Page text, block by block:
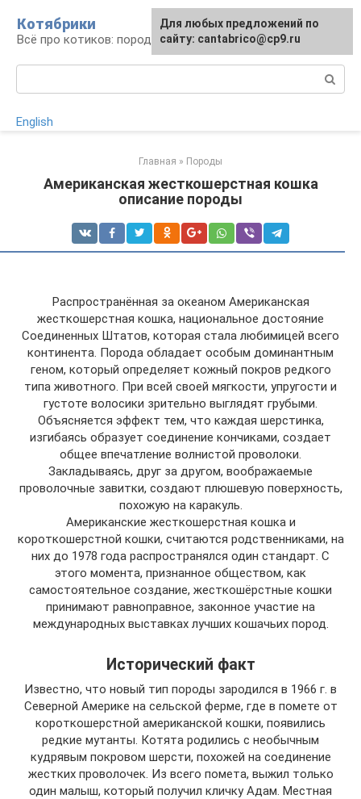
контенту
Котябрики
Всё про котиков: породы, содержание, уход
English
Главная » Породы
Американская жесткошерстная кошка
описание породы
Распространённая за океаном Американская
жесткошерстная кошка, национальное достояние
Соединенных Штатов, которая стала любимицей всего
континента. Порода обладает особым доминантным
геном, который определяет кожный покров редкого
типа животного. При всей своей мягкости, упругости и
густоте волосики зрительно выглядят грубыми.
Объясняется эффект тем, что каждая шерстинка,
изгибаясь образует соединение кончиками, создает
общее впечатление волнистой проволоки.
Закладываясь, друг за другом, воображаемые
проволочные завитки, создают плюшевую поверхность,
похожую на каракуль.
Американские жесткошерстная кошка и
короткошерстной кошки, считаются родственниками, на
них до 1978 года распространялся один стандарт. С
этого момента, признанное обществом, как
самостоятельное создание, жесткошёрстные кошки
принимают равноправное, законное участие на
международных выставках лучших кошачьих пород.
Исторический факт
Известно, что новый тип породы зародился в 1966 г. в
Северной Америке на сельской ферме, где в помете от
короткошерстной американской кошки, появились
редкие мутанты. Котята родились с необычным
кудрявым покровом шерсти, похожей на соединение
жестких проволочек. Из всего помета, выжил только
один малыш, который получил кличку Адам. Местная
Для любых предложений по
сайту: cantabrico@cp9.ru